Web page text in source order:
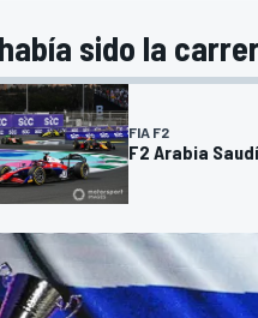
sido la
FIA F2
F2 Arabia